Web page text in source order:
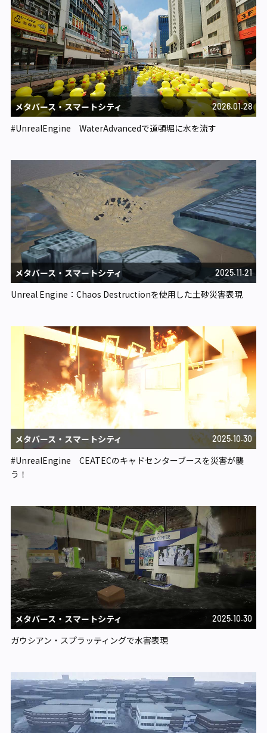
メタバース・スマートシティ​ 2026.01.28
#UnrealEngine WaterAdvancedで道頓堀に水を流す
メタバース・スマートシティ​ 2025.11.21
Unreal Engine：Chaos Destructionを使用した土砂災害表現
メタバース・スマートシティ​ 2025.10.30
#UnrealEngine CEATECのキャドセンターブースを災害が襲
う！
メタバース・スマートシティ​ 2025.10.30
ガウシアン・スプラッティングで水害表現